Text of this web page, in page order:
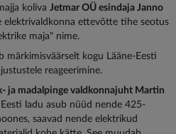
koliva Jetmar OÜ esindaja Janno
elektrivaldkonna ettevõtte tihe seotus
maja" nime.
märkimisväärselt kogu Lääne-Eesti
reageerimine.
ja madalpinge valdkonnajuht Martin
ladu asub nüüd nende 425-
saavad nende elektrikud